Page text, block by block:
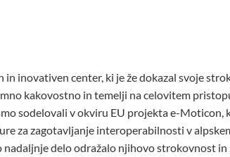
sposoben in inovativen center, ki je uspešno
visoka kakovost, ki temelji na
pa je treba izpostaviti njihovo sodelovanje
polnilne infrastrukture z namenom
vozil.